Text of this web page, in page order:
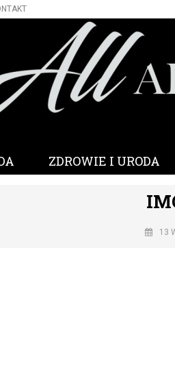
ZDROWIE I URODA
13